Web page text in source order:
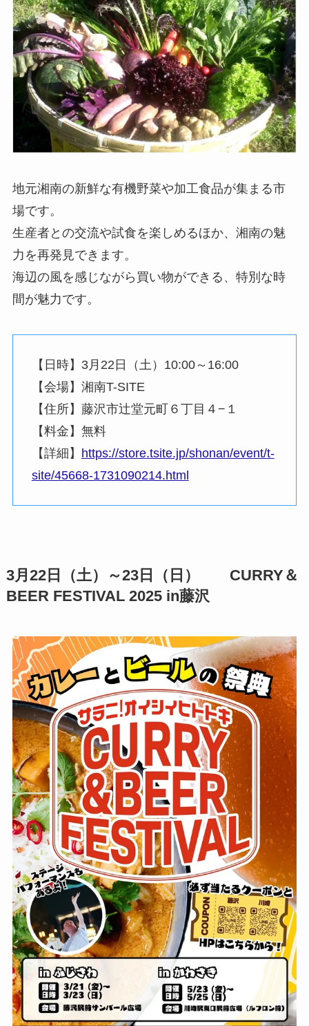
地元湘南の新鮮な有機野菜や加工食品が集まる市
場です。
生産者との交流や試食を楽しめるほか、湘南の魅
力を再発見できます。
海辺の風を感じながら買い物ができる、特別な時
間が魅力です。
【日時】3月22日（土）10:00～16:00
【会場】湘南T-SITE
【住所】藤沢市辻堂元町６丁目４−１
【料金】無料
【詳細】
https://store.tsite.jp/shonan/event/t-
site/45668-1731090214.html
3月22日（土）
～23日（日） CURRY＆
BEER FESTIVAL 2025 in藤沢